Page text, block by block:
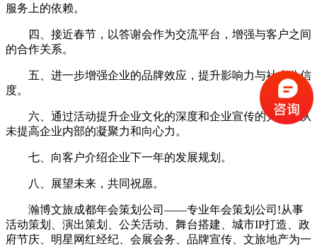
服务上的依赖。
四、接近春节，以答谢会作为交流平台，增强与客户之间
的合作关系。
五、进一步增强企业的品牌效应，提升影响力与社会公信
度。
六、通过活动提升企业文化的深度和企业宣传的力度，从
未提高企业内部的凝聚力和向心力。
七、向客户介绍企业下一年的发展规划。
八、展望未来，共同祝愿。
瀚博文旅成都年会策划公司——专业年会策划公司!从事
活动策划、演出策划、公关活动、舞台搭建、城市IP打造、政
府节庆、明星网红经纪、会展会务、品牌宣传、文旅地产为一